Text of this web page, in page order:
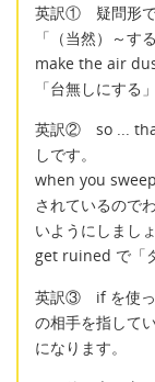
英訳① 疑問形で
「（当然）～す
make the air
「台無しにする
英訳② so ... that
しです。
when you
されているので
いようにしましょ
get ruined で「
英訳③ if を使っ
の相手を指して
になります。